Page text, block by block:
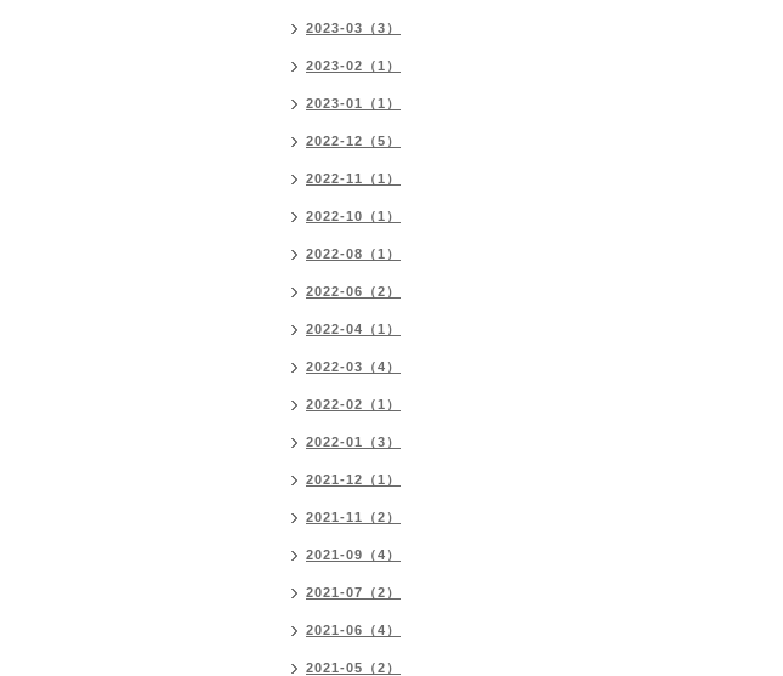
2023-03（3）
2023-02（1）
2023-01（1）
2022-12（5）
2022-11（1）
2022-10（1）
2022-08（1）
2022-06（2）
2022-04（1）
2022-03（4）
2022-02（1）
2022-01（3）
2021-12（1）
2021-11（2）
2021-09（4）
2021-07（2）
2021-06（4）
2021-05（2）